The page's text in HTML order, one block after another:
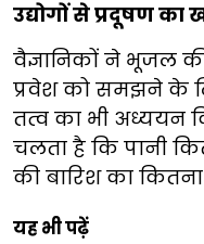
उद्योगों से प्रदूषण
वैज्ञानिकों ने भूजल
प्रवेश को समझने के
तत्व का भी अध्ययन
चलता है कि पानी
की बारिश का
यह भी पढ़ें